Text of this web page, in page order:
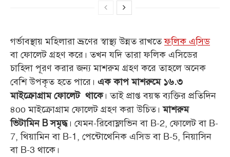
গর্ভাবস্থায় মহিলারা ভ্রূণের স্বাস্থ্য উন্নত রাখতেফলিক এসিড
বা ফোলেট গ্রহণ করে। তখন যদি তারা ফলিক এসিডের
চাহিদা পূরণ করার জন্য মাশরুম গ্রহণ করে তাহলে অনেক
বেশি উপকৃত হতে পারে। এক কাপ মাশরুমে ১৬.৩
মাইক্রোগ্রাম ফোলেট থাকে। তাই প্রাপ্ত বয়স্ক ব্যক্তির প্রতিদিন
৪oo মাইক্রোগ্রাম ফোলেট গ্রহণ করা উচিত।মাশরুম
ভিটামিন B সমৃদ্ধ। যেমন-রিবোফ্লাভিন বা B-2, ফোলেট বা B-
7, থিয়ামিন বা B-1, পেন্টোথেনিক এসিড বা B-5, নিয়াসিন
বা B-3 থাকে।